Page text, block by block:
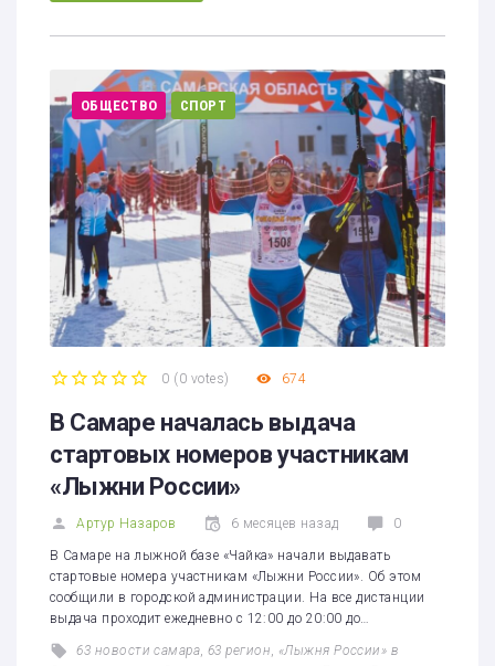
ОБЩЕСТВО СПОРТ
0 (0 votes) 674
В Самаре началась выдача
стартовых номеров участникам
«Лыжни России»
Артур Назаров 6 месяцев назад 0
В Самаре на лыжной базе «Чайка» начали выдавать
стартовые номера участникам «Лыжни России». Об этом
сообщили в городской администрации. На все дистанции
выдача проходит ежедневно с 12:00 до 20:00 до…
63 новости самара,63 регион, «Лыжня России» в